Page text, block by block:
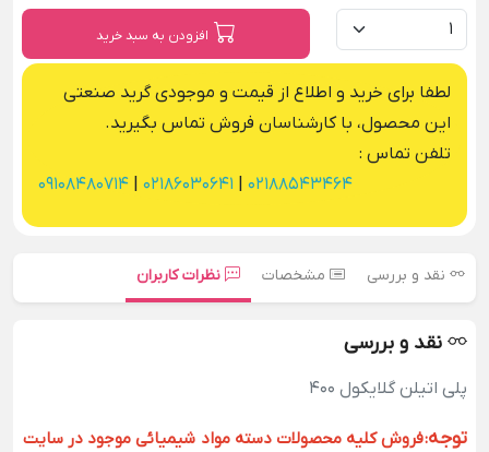
افزودن به سبد خرید
لطفا برای خرید و اطلاع از قیمت و موجودی گرید صنعتی
این محصول، با کارشناسان فروش تماس بگیرید.
تلفن تماس :
02188543464
02186030641
09108480714
نقد و بررسی مشخصات نظرات کاربران
نقد و بررسی
پلی اتیلن گلایکول 400
توجه:فروش کلیه محصولات دسته مواد شیمیائی موجود در سایت